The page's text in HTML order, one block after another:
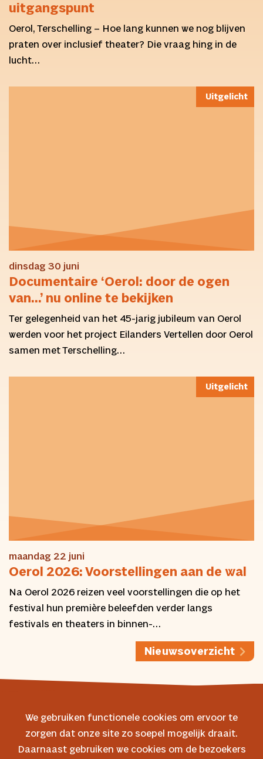
uitgangspunt
Oerol, Terschelling – Hoe lang kunnen we nog blijven
praten over inclusief theater? Die vraag hing in de
lucht…
Uitgelicht
dinsdag 30 juni
Documentaire ‘Oerol: door de ogen
van…’ nu online te bekijken
Ter gelegenheid van het 45-jarig jubileum van Oerol
werden voor het project Eilanders Vertellen door Oerol
samen met Terschelling…
Uitgelicht
maandag 22 juni
Oerol 2026: Voorstellingen aan de wal
Na Oerol 2026 reizen veel voorstellingen die op het
festival hun première beleefden verder langs
festivals en theaters in binnen-…
Nieuwsoverzicht
© 2026 Oerol
We gebruiken functionele cookies om ervoor te
zorgen dat onze site zo soepel mogelijk draait.
Daarnaast gebruiken we cookies om de bezoekers